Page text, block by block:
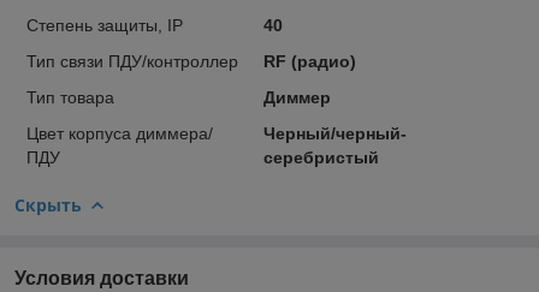
Степень защиты, IP
40
Тип связи ПДУ/контроллер
RF (радио)
Тип товара
Диммер
Цвет корпуса диммера/
ПДУ
Черный/черный-
серебристый
Скрыть
Условия доставки